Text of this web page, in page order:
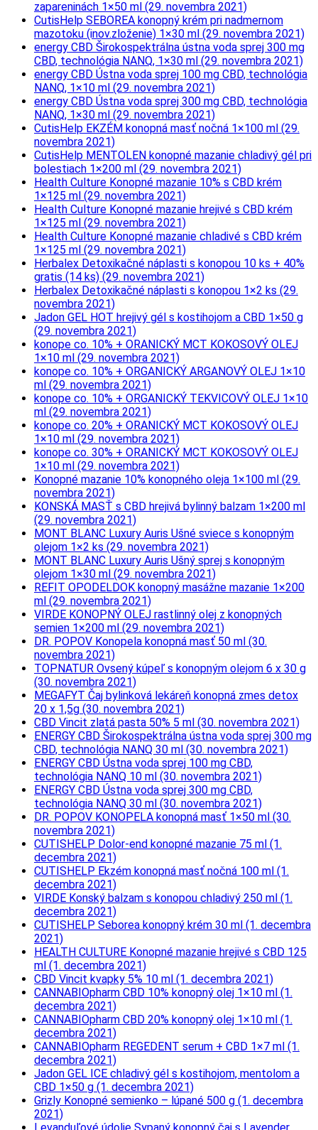
zapareninách 1×50 ml (29. novembra 2021)
CutisHelp SEBOREA konopný krém pri nadmernom
mazotoku (inov.zloženie) 1×30 ml (29. novembra 2021)
energy CBD Širokospektrálna ústna voda sprej 300 mg
CBD, technológia NANQ, 1×30 ml (29. novembra 2021)
energy CBD Ústna voda sprej 100 mg CBD, technológia
NANQ, 1×10 ml (29. novembra 2021)
energy CBD Ústna voda sprej 300 mg CBD, technológia
NANQ, 1×30 ml (29. novembra 2021)
CutisHelp EKZÉM konopná masť nočná 1×100 ml (29.
novembra 2021)
CutisHelp MENTOLEN konopné mazanie chladivý gél pri
bolestiach 1×200 ml (29. novembra 2021)
Health Culture Konopné mazanie 10% s CBD krém
1×125 ml (29. novembra 2021)
Health Culture Konopné mazanie hrejivé s CBD krém
1×125 ml (29. novembra 2021)
Health Culture Konopné mazanie chladivé s CBD krém
1×125 ml (29. novembra 2021)
Herbalex Detoxikačné náplasti s konopou 10 ks + 40%
gratis (14 ks) (29. novembra 2021)
Herbalex Detoxikačné náplasti s konopou 1×2 ks (29.
novembra 2021)
Jadon GEL HOT hrejivý gél s kostihojom a CBD 1×50 g
(29. novembra 2021)
konope co. 10% + ORANICKÝ MCT KOKOSOVÝ OLEJ
1×10 ml (29. novembra 2021)
konope co. 10% + ORGANICKÝ ARGANOVÝ OLEJ 1×10
ml (29. novembra 2021)
konope co. 10% + ORGANICKÝ TEKVICOVÝ OLEJ 1×10
ml (29. novembra 2021)
konope co. 20% + ORANICKÝ MCT KOKOSOVÝ OLEJ
1×10 ml (29. novembra 2021)
konope co. 30% + ORANICKÝ MCT KOKOSOVÝ OLEJ
1×10 ml (29. novembra 2021)
Konopné mazanie 10% konopného oleja 1×100 ml (29.
novembra 2021)
KONSKÁ MASŤ s CBD hrejivá bylinný balzam 1×200 ml
(29. novembra 2021)
MONT BLANC Luxury Auris Ušné sviece s konopným
olejom 1×2 ks (29. novembra 2021)
MONT BLANC Luxury Auris Ušný sprej s konopným
olejom 1×30 ml (29. novembra 2021)
REFIT OPODELDOK konopný masážne mazanie 1×200
ml (29. novembra 2021)
VIRDE KONOPNÝ OLEJ rastlinný olej z konopných
semien 1×200 ml (29. novembra 2021)
DR. POPOV Konopela konopná masť 50 ml (30.
novembra 2021)
TOPNATUR Ovsený kúpeľ s konopným olejom 6 x 30 g
(30. novembra 2021)
MEGAFYT Čaj bylinková lekáreň konopná zmes detox
20 x 1,5g (30. novembra 2021)
CBD Vincit zlatá pasta 50% 5 ml (30. novembra 2021)
ENERGY CBD Širokospektrálna ústna voda sprej 300 mg
CBD, technológia NANQ 30 ml (30. novembra 2021)
ENERGY CBD Ústna voda sprej 100 mg CBD,
technológia NANQ 10 ml (30. novembra 2021)
ENERGY CBD Ústna voda sprej 300 mg CBD,
technológia NANQ 30 ml (30. novembra 2021)
DR. POPOV KONOPELA konopná masť 1×50 ml (30.
novembra 2021)
CUTISHELP Dolor-end konopné mazanie 75 ml (1.
decembra 2021)
CUTISHELP Ekzém konopná masť nočná 100 ml (1.
decembra 2021)
VIRDE Konský balzam s konopou chladivý 250 ml (1.
decembra 2021)
CUTISHELP Seborea konopný krém 30 ml (1. decembra
2021)
HEALTH CULTURE Konopné mazanie hrejivé s CBD 125
ml (1. decembra 2021)
CBD Vincit kvapky 5% 10 ml (1. decembra 2021)
CANNABIOpharm CBD 10% konopný olej 1×10 ml (1.
decembra 2021)
CANNABIOpharm CBD 20% konopný olej 1×10 ml (1.
decembra 2021)
CANNABIOpharm REGEDENT serum + CBD 1×7 ml (1.
decembra 2021)
Jadon GEL ICE chladivý gél s kostihojom, mentolom a
CBD 1×50 g (1. decembra 2021)
Grizly Konopné semienko – lúpané 500 g (1. decembra
2021)
Levanduľové údolie Sypaný konopný čaj s Lavender